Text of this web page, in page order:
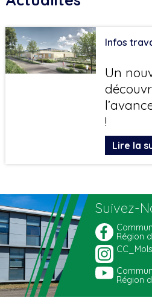
Infos
Un
!
Lire la
Suivez-
Région
Région